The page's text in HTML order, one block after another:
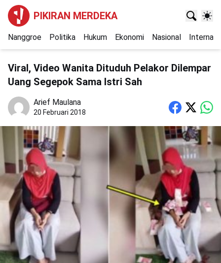
PIKIRAN MERDEKA
Nanggroe Politika Hukum Ekonomi Nasional
Viral, Video Wanita Dituduh Pelakor Dilempar
Uang Segepok Sama Istri Sah
Arief Maulana
20 Februari 2018